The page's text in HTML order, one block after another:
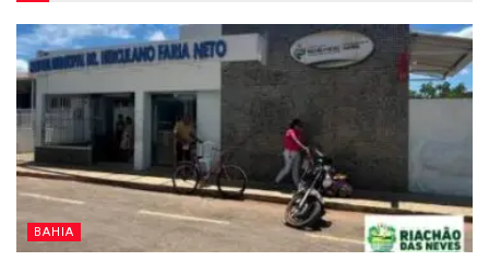
BAHIA